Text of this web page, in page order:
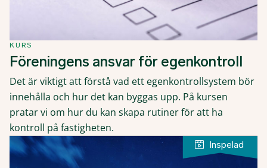
KURS
Föreningens ansvar för egenkontroll
Det är viktigt att förstå vad ett egenkontrollsystem bör
innehålla och hur det kan byggas upp. På kursen
pratar vi om hur du kan skapa rutiner för att ha
kontroll på fastigheten.